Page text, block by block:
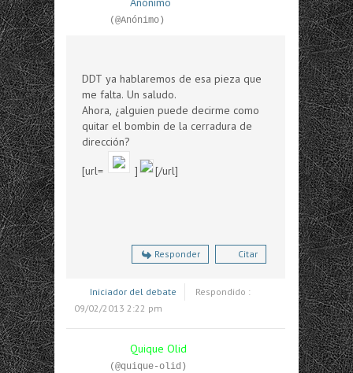
(@Anónimo)
DDT ya hablaremos de esa pieza que
me falta. Un saludo.
Ahora, ¿alguien puede decirme como
quitar el bombin de la cerradura de
dirección?
[url= ] [/url]
Responder Citar
Iniciador del debate
09/02/2013 2:22 pm
Quique Olid
(@quique-olid)